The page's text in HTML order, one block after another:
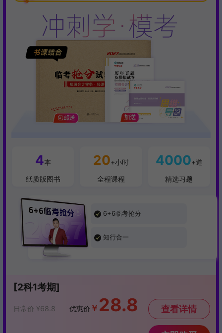
入班提醒：购课后，请及时加入班级群享受服务。
4本
纸质版图书
20+小时
全程课程
4000+道
精选习题
6+6临考抢分
知行合一
[2科1考期]
日常价 ¥68.8 优惠价 ￥ 28.8 查看详情